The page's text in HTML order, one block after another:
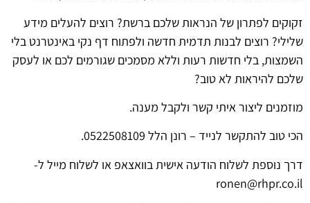
זקוקים לפתרון של הנראות שלכם ברשת? רוצים להעלים מידע
שלילי? רוצים לבנות תדמית חדשה ולפתוח דף נקי באינטרנט בלי
השמצות, בלי חדשות רעות וללא מסמכים שגורמים לכם או לעסק
שלכם להיראות לא טוב?
מוזמנים ליצור איתי קשר ולקבל מענה.
הכי טוב להתקשר לנייד – רונן הלל 0522508109.
דרך נוספת לשלוח הודעה אישית בוואצאפ או לשלוח מייל ל-
ronen@rhpr.co.il